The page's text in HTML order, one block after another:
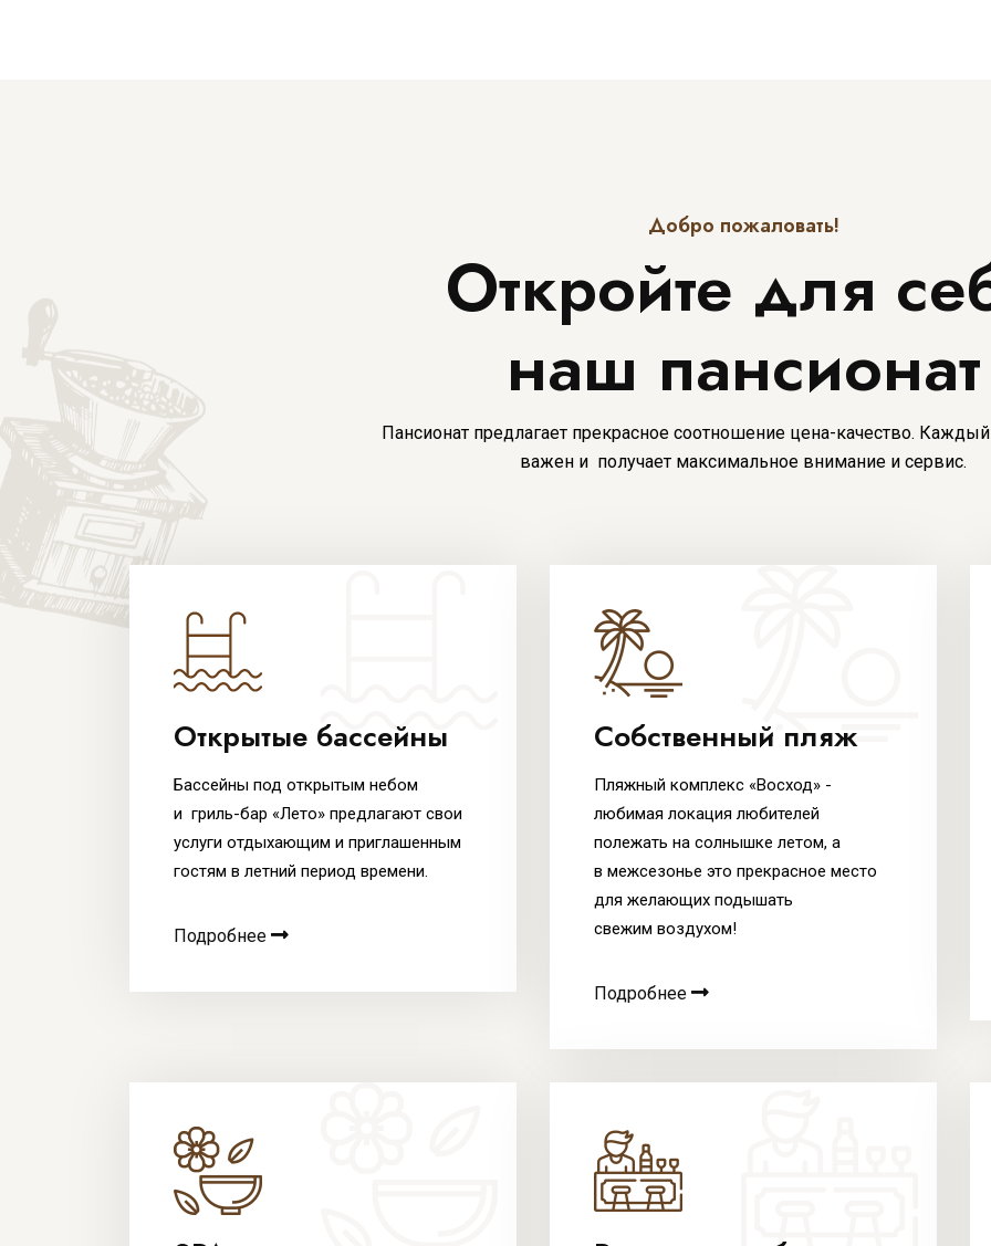
Добро пожаловать!
Откройте для
наш пансионат
Пансионат предлагает прекрасное соотношение цена-качество. Каждый
важен и получает максимальное внимание и сервис.
Открытые бассейны
Бассейны под открытым небом
и гриль-бар «Лето» предлагают свои
услуги отдыхающим и приглашенным
гостям в летний период времени.
Подробнее
Собственный пляж
Пляжный комплекс «Восход» -
любимая локация любителей
полежать на солнышке летом, а
в межсезонье это прекрасное место
для желающих подышать
свежим воздухом!
Подробнее